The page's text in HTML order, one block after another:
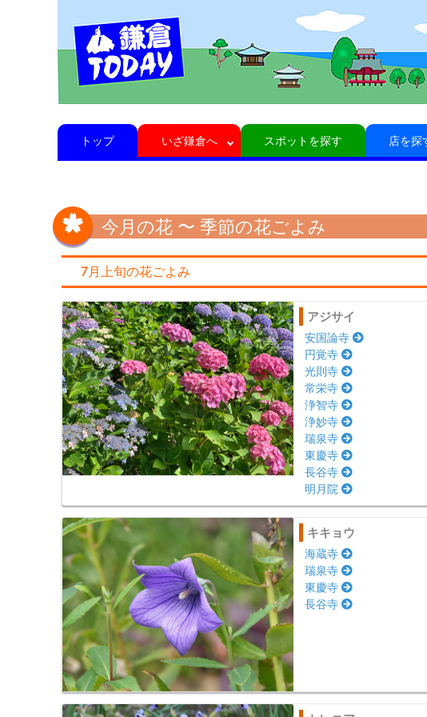
トップ いざ鎌倉へ スポットを探す 店を探
今月の花 〜 季節の花ごよみ
7月上旬の花ごよみ
アジサイ
安国論寺
円覚寺
光則寺
常栄寺
浄智寺
浄妙寺
瑞泉寺
東慶寺
長谷寺
明月院
キキョウ
海蔵寺
瑞泉寺
東慶寺
長谷寺